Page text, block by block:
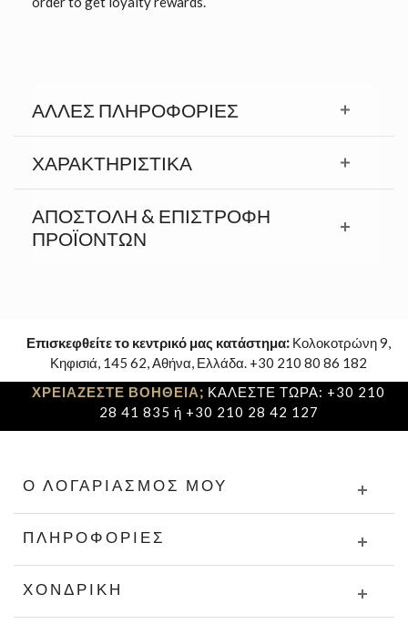
ΆΛΛΕΣ ΠΛΗΡΟΦΟΡΊΕΣ
ΧΑΡΑΚΤΗΡΙΣΤΙΚΆ
ΑΠΟΣΤΟΛΉ & ΕΠΙΣΤΡΟΦΉ
ΠΡΟΪΟΝΤΩΝ
Επισκεφθείτε το κεντρικό μας κατάστημα: Κολοκοτρώνη 9,
Κηφισιά, 145 62, Αθήνα, Ελλάδα. +30 210 80 86 182
ΧΡΕΙΑΖΕΣΤΕ ΒΟΗΘΕΙΑ; ΚΑΛΕΣΤΕ ΤΩΡΑ: +30 210
28 41 835 ή +30 210 28 42 127
Ο ΛΟΓΑΡΙΑΣΜΌΣ ΜΟΥ
ΠΛΗΡΟΦΟΡΊΕΣ
ΧΟΝΔΡΙΚΉ